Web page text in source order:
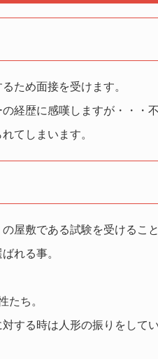
ため面接を受けます。
経歴に感嘆しますが・・・
てしまいます。
屋敷である試験を受けること
れる事。
たち。
する時は人形の振りをしてい